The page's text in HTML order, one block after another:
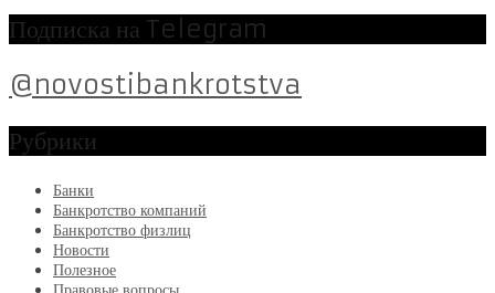
Подписка на Telegram
@novostibankrotstva
Рубрики
Банки
Банкротство компаний
Банкротство физлиц
Новости
Полезное